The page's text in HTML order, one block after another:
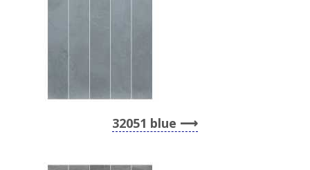
32051 blue